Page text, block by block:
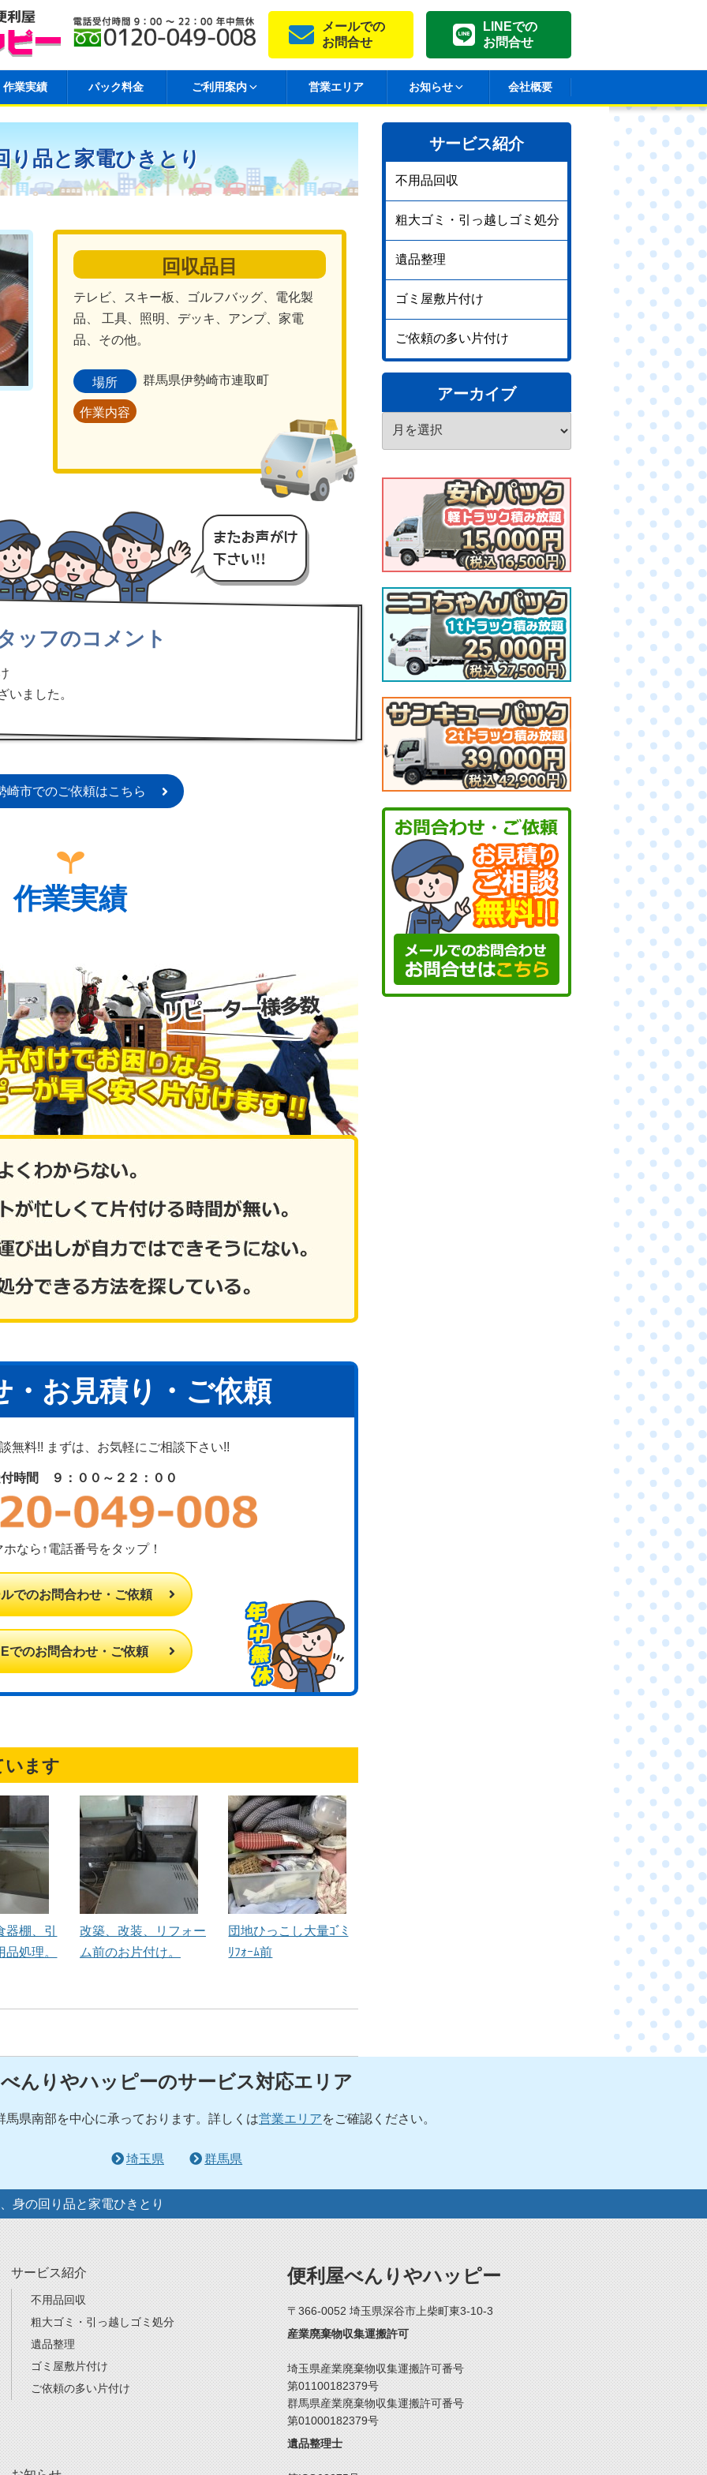
メールでの
お問合せ
LINEでの
お問合せ
作業実績 パック料金 ご利用案内 営業エリア お知らせ 会社概要
り品と家電ひきとり
回収品目
テレビ、スキー板、ゴルフバッグ、電化製
品、 工具、照明、デッキ、アンプ、家電
品、その他。
場所 群馬県伊勢崎市連取町
作業内容
ッフのコメント
いました。
崎市でのご依頼はこちら
作業実績
・お見積り・ご依頼
無料!! まずは、お気軽にご相談下さい!!
時間 ９：００～２２：００
ホなら↑電話番号をタップ！
でのお問合わせ・ご依頼
でのお問合わせ・ご依頼
います
棚、引
処理。
改築、改装、リフォー
ム前のお片付け。
団地ひっこし大量ｺﾞﾐ
ﾘﾌｫｰﾑ前
サービス紹介
不用品回収
粗大ゴミ・引っ越しゴミ処分
遺品整理
ゴミ屋敷片付け
ご依頼の多い片付け
アーカイブ
べんりやハッピーのサービス対応エリア
馬県南部を中心に承っております。詳しくは営業エリアをご確認ください。
埼玉県 群馬県
身の回り品と家電ひきとり
サービス紹介
不用品回収
粗大ゴミ・引っ越しゴミ処分
遺品整理
ゴミ屋敷片付け
ご依頼の多い片付け
便利屋べんりやハッピー
〒366-0052 埼玉県深谷市上柴町東3-10-3
産業廃棄物収集運搬許可
埼玉県産業廃棄物収集運搬許可番号
第01100182379号
群馬県産業廃棄物収集運搬許可番号
第01000182379号
遺品整理士